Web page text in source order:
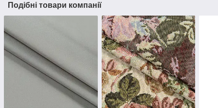
Подібні товари компанії